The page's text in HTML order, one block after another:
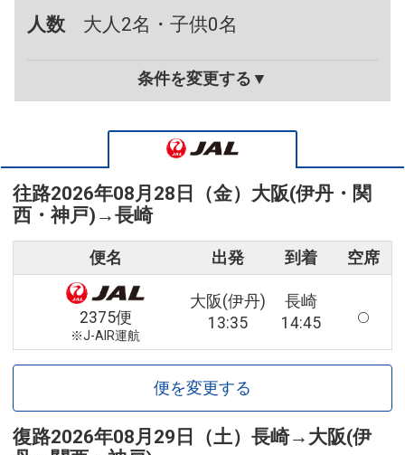
人数
大人2名・子供0名
条件を変更する▼
往路2026年08月28日（金） 大阪(伊丹・関
西・神戸) →長崎
便名 出発 到着 空席
2375便
※J-AIR運航
大阪(伊丹)
13:35
長崎
14:45
便を変更する
復路2026年08月29日（土） 長崎→ 大阪(伊